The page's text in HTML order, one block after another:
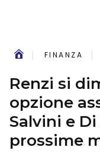
FINANZA
Renzi si
opzione
Salvini e
prossime